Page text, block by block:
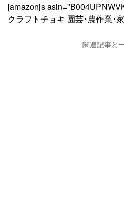
[amazonjs
クラフトチョキ 園芸･農作業･
関連記事と